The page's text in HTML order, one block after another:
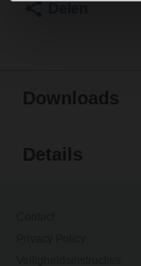
Downloads
Details